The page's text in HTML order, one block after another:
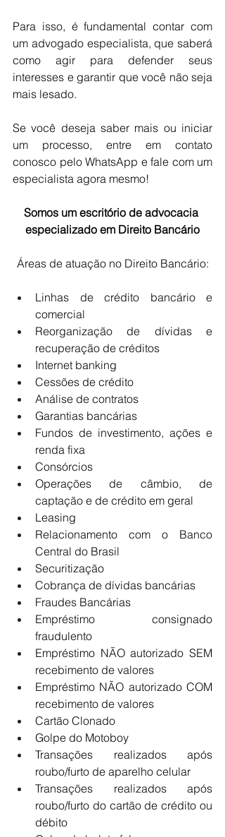
Para isso, é fundamental contar com
um advogado especialista, que saberá
como agir para defender seus
interesses e garantir que você não seja
mais lesado.
Se você deseja saber mais ou iniciar
um processo, entre em contato
conosco pelo WhatsApp e fale com um
especialista agora mesmo!
Somos um escritório de advocacia
especializado em Direito Bancário
Áreas de atuação no Direito Bancário:
Linhas de crédito bancário e
comercial
Reorganização de dívidas e
recuperação de créditos
Internet banking
Cessões de crédito
Análise de contratos
Garantias bancárias
Fundos de investimento, ações e
renda fixa
Consórcios
Operações de câmbio, de
captação e de crédito em geral
Leasing
Relacionamento com o Banco
Central do Brasil
Securitização
Cobrança de dívidas bancárias
Fraudes Bancárias
Empréstimo consignado
fraudulento
Empréstimo NÃO autorizado SEM
recebimento de valores
Empréstimo NÃO autorizado COM
recebimento de valores
Cartão Clonado
Golpe do Motoboy
Transações realizados após
roubo/furto de aparelho celular
Transações realizados após
roubo/furto do cartão de crédito ou
débito